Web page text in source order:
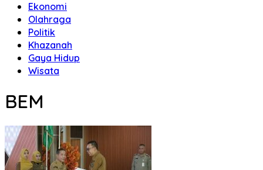
Ekonomi
Olahraga
Politik
Khazanah
Gaya Hidup
Wisata
BEM